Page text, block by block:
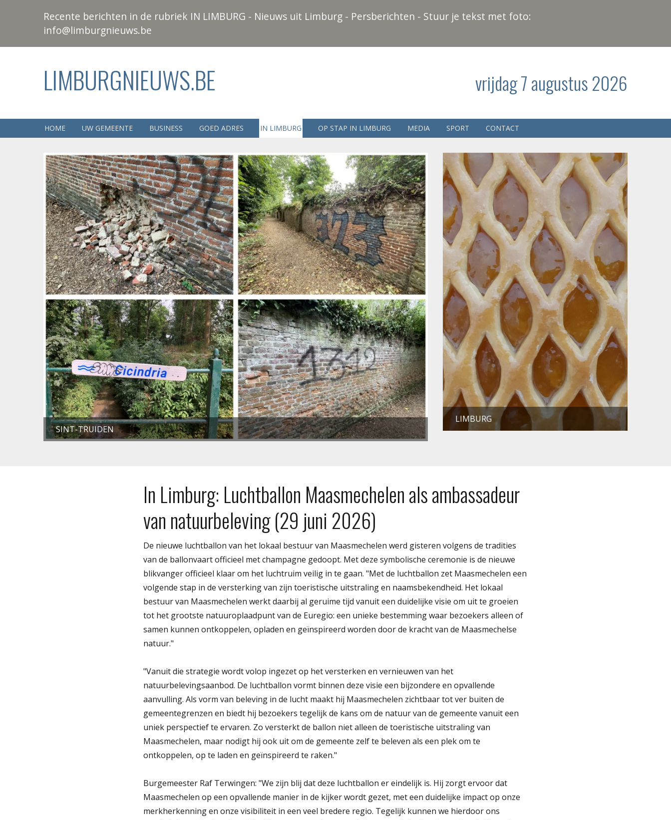
Recente berichten in de rubriek IN LIMBURG - Nieuws uit Limburg - Persberichten - Stuur je tekst met foto:
info@limburgnieuws.be
LIMBURGNIEUWS.BE vrijdag 7 augustus 2026
HOME UW GEMEENTE BUSINESS GOED ADRES IN LIMBURG OP STAP IN LIMBURG MEDIA SPORT CONTACT
SINT-TRUIDEN
LIMBURG
In Limburg: Luchtballon Maasmechelen als ambassadeur
van natuurbeleving (29 juni 2026)
De nieuwe luchtballon van het lokaal bestuur van Maasmechelen werd gisteren volgens de tradities
van de ballonvaart officieel met champagne gedoopt. Met deze symbolische ceremonie is de nieuwe
blikvanger officieel klaar om het luchtruim veilig in te gaan. "Met de luchtballon zet Maasmechelen een
volgende stap in de versterking van zijn toeristische uitstraling en naamsbekendheid. Het lokaal
bestuur van Maasmechelen werkt daarbij al geruime tijd vanuit een duidelijke visie om uit te groeien
tot het grootste natuuroplaadpunt van de Euregio: een unieke bestemming waar bezoekers alleen of
samen kunnen ontkoppelen, opladen en geïnspireerd worden door de kracht van de Maasmechelse
natuur."
"Vanuit die strategie wordt volop ingezet op het versterken en vernieuwen van het
natuurbelevingsaanbod. De luchtballon vormt binnen deze visie een bijzondere en opvallende
aanvulling. Als vorm van beleving in de lucht maakt hij Maasmechelen zichtbaar tot ver buiten de
gemeentegrenzen en biedt hij bezoekers tegelijk de kans om de natuur van de gemeente vanuit een
uniek perspectief te ervaren. Zo versterkt de ballon niet alleen de toeristische uitstraling van
Maasmechelen, maar nodigt hij ook uit om de gemeente zelf te beleven als een plek om te
ontkoppelen, op te laden en geïnspireerd te raken."
Burgemeester Raf Terwingen: "We zijn blij dat deze luchtballon er eindelijk is. Hij zorgt ervoor dat
Maasmechelen op een opvallende manier in de kijker wordt gezet, met een duidelijke impact op onze
merkherkenning en onze visibiliteit in een veel bredere regio. Tegelijk kunnen we hierdoor ons